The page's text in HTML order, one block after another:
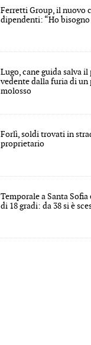
Ferretti Group, il nuovo
dipendenti: “Ho bisogno
Lugo, cane guida salva
vedente dalla furia di
molosso
Forlì, soldi trovati in
proprietario
Temporale a Santa
di 18 gradi: da 38 si è